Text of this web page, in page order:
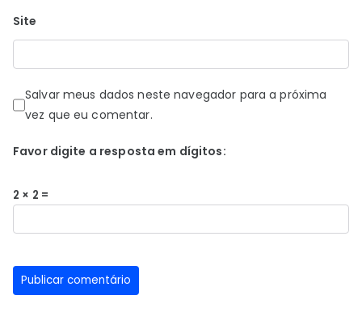
Site
Salvar meus dados neste navegador para a próxima
vez que eu comentar.
Favor digite a resposta em dígitos:
2 × 2 =